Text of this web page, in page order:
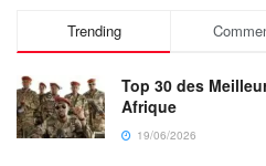
Trending
Top 30 des
Afrique
19/06/2026